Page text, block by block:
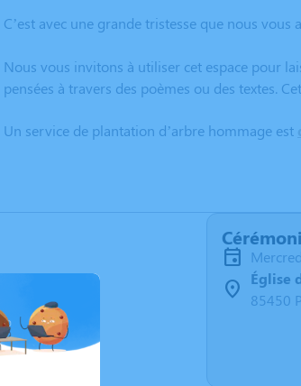
C’est avec une grande tristesse que nous
Nous vous invitons à utiliser cet espace pour
pensées à travers des poèmes ou des textes.
Un service de plantation d’arbre hommage est
Église
85450